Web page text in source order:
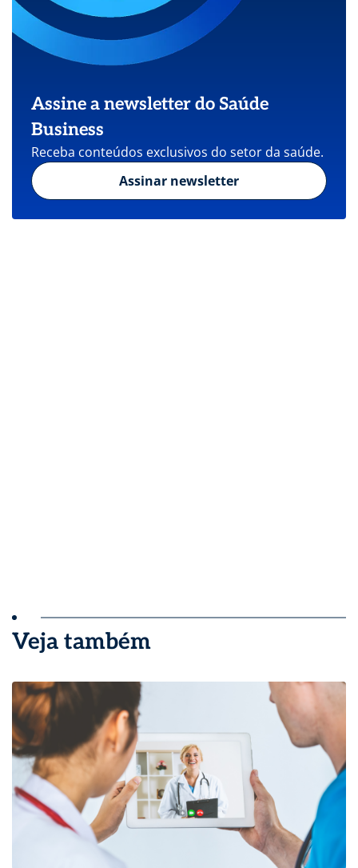
Assine a newsletter do Saúde
Business
Receba conteúdos exclusivos do setor da saúde.
Assinar newsletter
Veja também